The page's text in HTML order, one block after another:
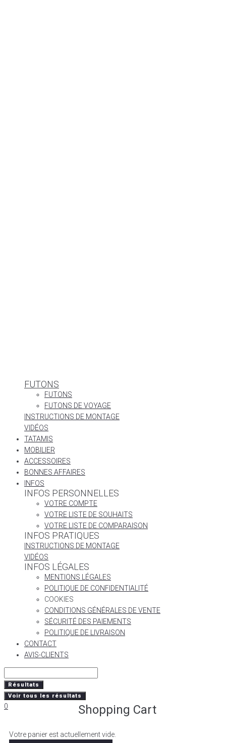
FUTONS
FUTONS
FUTONS DE VOYAGE
INSTRUCTIONS DE MONTAGE
VIDÉOS
TATAMIS
MOBILIER
ACCESSOIRES
BONNES AFFAIRES
INFOS
INFOS PERSONNELLES
VOTRE COMPTE
VOTRE LISTE DE SOUHAITS
VOTRE LISTE DE COMPARAISON
INFOS PRATIQUES
INSTRUCTIONS DE MONTAGE
VIDÉOS
INFOS LÉGALES
MENTIONS LÉGALES
POLITIQUE DE CONFIDENTIALITÉ
COOKIES
CONDITIONS GÉNÉRALES DE VENTE
SÉCURITÉ DES PAIEMENTS
POLITIQUE DE LIVRAISON
CONTACT
AVIS-CLIENTS
Résultats
Voir tous les résultats
0 Shopping Cart
Votre panier est actuellement vide.